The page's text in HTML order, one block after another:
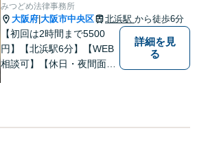
みつどめ法律事務所
大阪府 大阪市中央区 北浜駅 から徒歩6分
【初回は2時間まで5500
円】【北浜駅6分】【WEB
相談可】【休日・夜間面談
詳細を見
る